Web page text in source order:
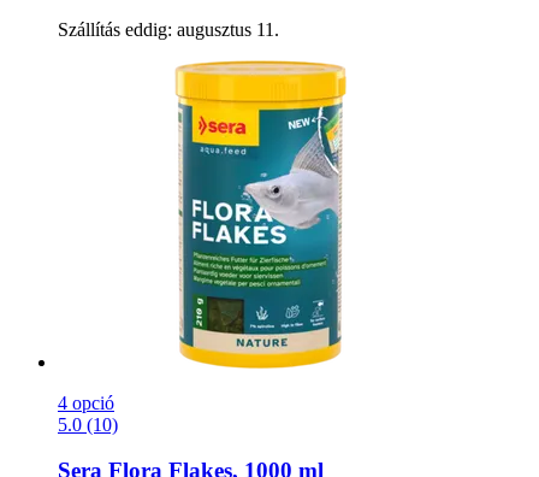
Szállítás eddig: augusztus 11.
4 opció
5.0 (10)
Sera Flora Flakes, 1000 ml